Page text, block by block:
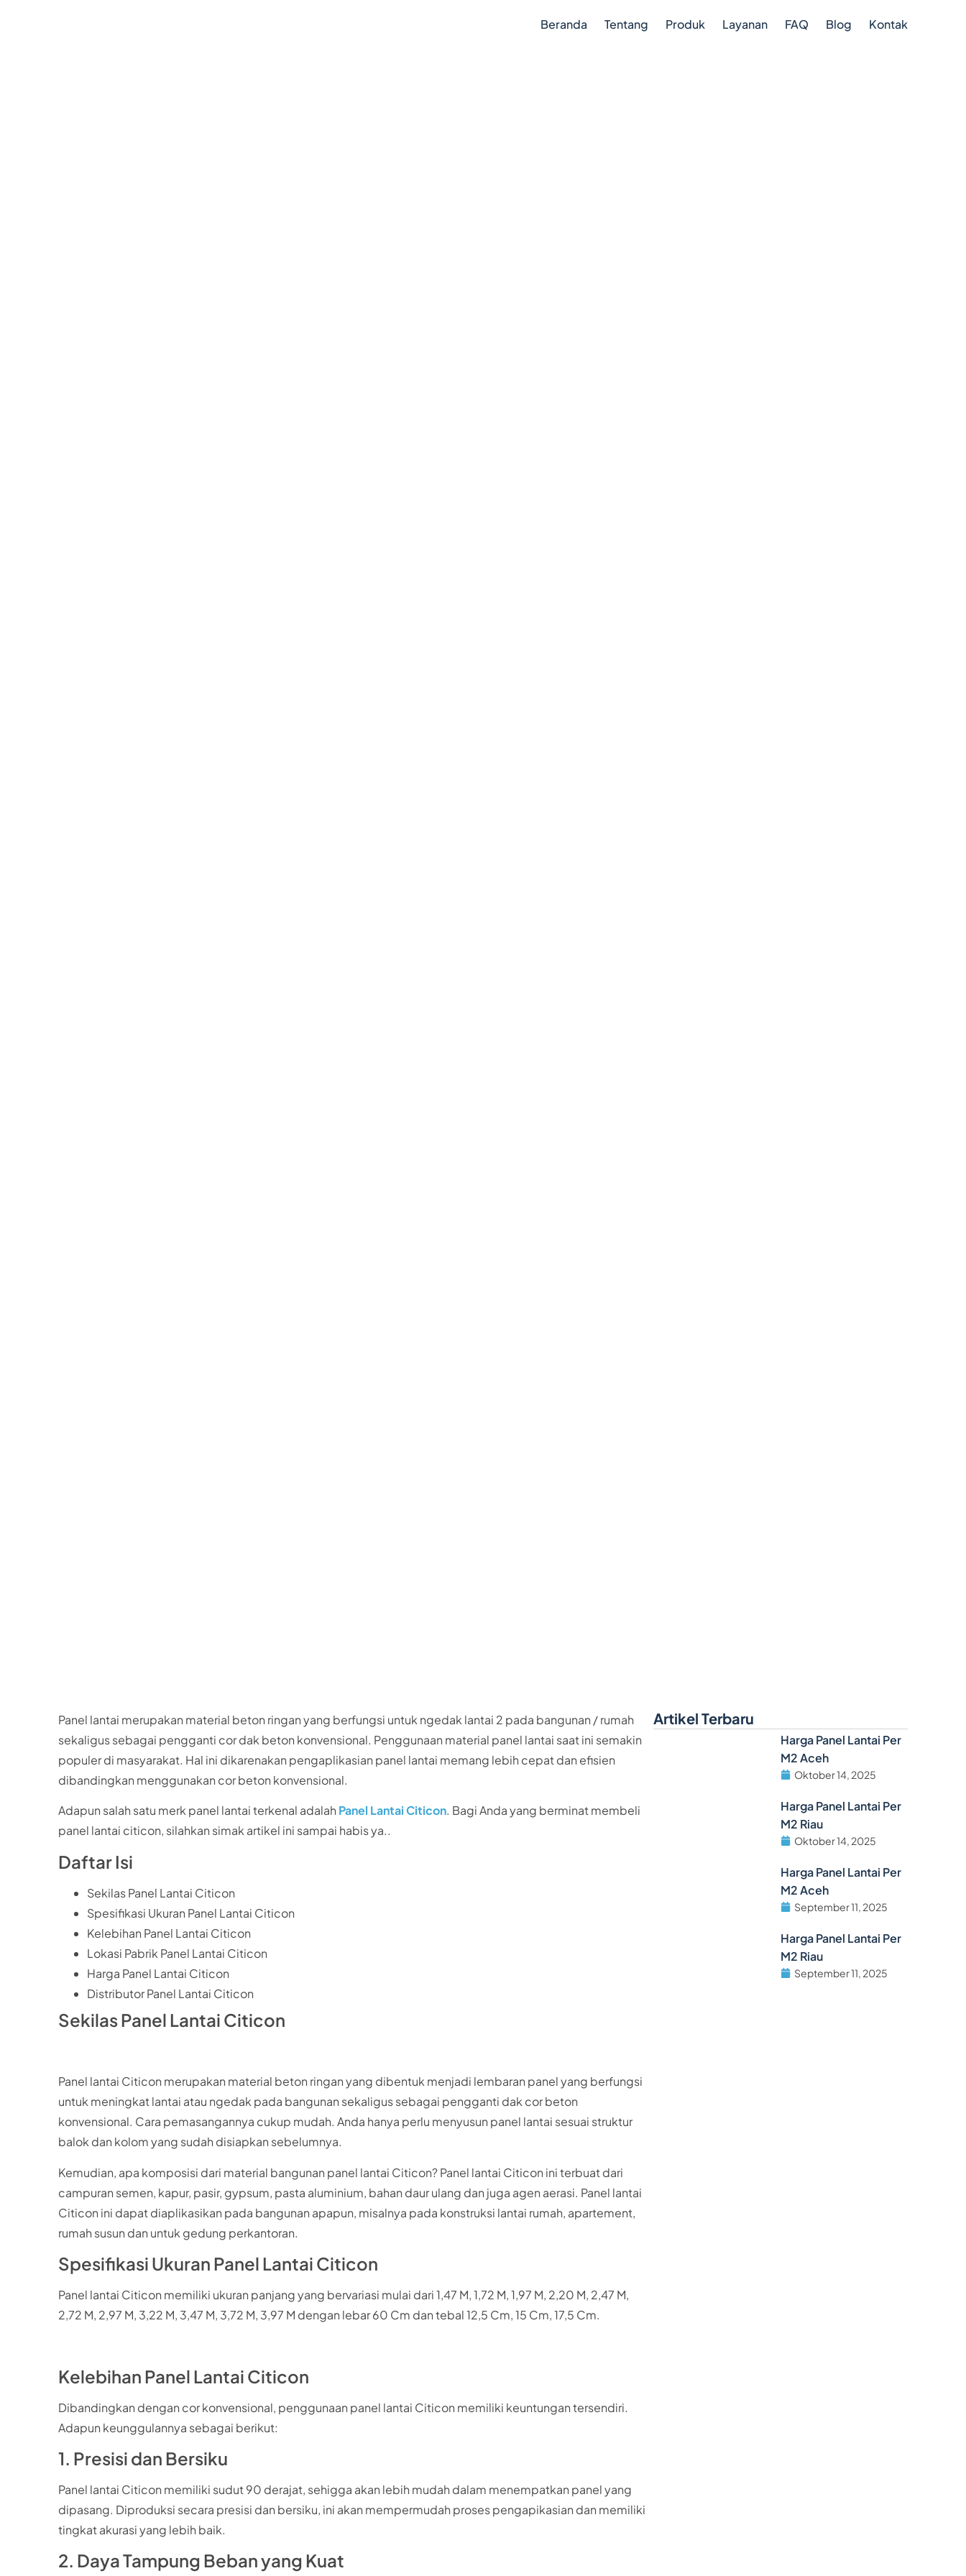
Beranda Tentang Produk Layanan FAQ Blog Kontak
Panel lantai merupakan material beton ringan yang berfungsi untuk ngedak lantai 2 pada bangunan / rumah
sekaligus sebagai pengganti cor dak beton konvensional. Penggunaan material panel lantai saat ini semakin
populer di masyarakat. Hal ini dikarenakan pengaplikasian panel lantai memang lebih cepat dan efisien
dibandingkan menggunakan cor beton konvensional.
Adapun salah satu merk panel lantai terkenal adalah Panel Lantai Citicon. Bagi Anda yang berminat membeli
panel lantai citicon, silahkan simak artikel ini sampai habis ya..
Daftar Isi
Sekilas Panel Lantai Citicon
Spesifikasi Ukuran Panel Lantai Citicon
Kelebihan Panel Lantai Citicon
Lokasi Pabrik Panel Lantai Citicon
Harga Panel Lantai Citicon
Distributor Panel Lantai Citicon
Sekilas Panel Lantai Citicon
Panel lantai Citicon merupakan material beton ringan yang dibentuk menjadi lembaran panel yang berfungsi
untuk meningkat lantai atau ngedak pada bangunan sekaligus sebagai pengganti dak cor beton
konvensional. Cara pemasangannya cukup mudah. Anda hanya perlu menyusun panel lantai sesuai struktur
balok dan kolom yang sudah disiapkan sebelumnya.
Kemudian, apa komposisi dari material bangunan panel lantai Citicon? Panel lantai Citicon ini terbuat dari
campuran semen, kapur, pasir, gypsum, pasta aluminium, bahan daur ulang dan juga agen aerasi. Panel lantai
Citicon ini dapat diaplikasikan pada bangunan apapun, misalnya pada konstruksi lantai rumah, apartement,
rumah susun dan untuk gedung perkantoran.
Spesifikasi Ukuran Panel Lantai Citicon
Panel lantai Citicon memiliki ukuran panjang yang bervariasi mulai dari 1,47 M, 1,72 M, 1,97 M, 2,20 M, 2,47 M,
2,72 M, 2,97 M, 3,22 M, 3,47 M, 3,72 M, 3,97 M dengan lebar 60 Cm dan tebal 12,5 Cm, 15 Cm, 17,5 Cm.
Kelebihan Panel Lantai Citicon
Dibandingkan dengan cor konvensional, penggunaan panel lantai Citicon memiliki keuntungan tersendiri.
Adapun keunggulannya sebagai berikut:
1. Presisi dan Bersiku
Panel lantai Citicon memiliki sudut 90 derajat, sehigga akan lebih mudah dalam menempatkan panel yang
dipasang. Diproduksi secara presisi dan bersiku, ini akan mempermudah proses pengapikasian dan memiliki
tingkat akurasi yang lebih baik.
2. Daya Tampung Beban yang Kuat
Artikel Terbaru
Harga Panel Lantai Per
M2 Aceh
Oktober 14, 2025
Harga Panel Lantai Per
M2 Riau
Oktober 14, 2025
Harga Panel Lantai Per
M2 Aceh
September 11, 2025
Harga Panel Lantai Per
M2 Riau
September 11, 2025